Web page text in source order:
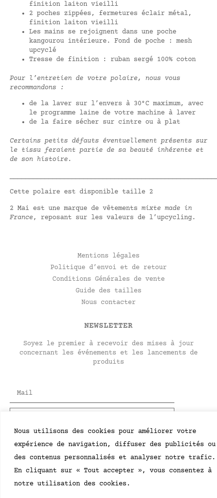
finition laiton vieilli
2 poches zippées, fermetures éclair métal,
finition laiton vieilli
Les mains se rejoignent dans une poche
kangourou intérieure. Fond de poche : mesh
upcyclé
Tresse de finition : ruban sergé 100% coton
Pour l’entretien de votre polaire, nous vous
recommandons :
de la laver sur l’envers à 30°C maximum, avec
le programme laine de votre machine à laver
de la faire sécher sur cintre ou à plat
Certains petits défauts éventuellement présents sur
le tissu feraient partie de sa beauté inhérente et
de son histoire.
Cette polaire est disponible taille 2
2 Mai est une marque de vêtements mixte made in
France, reposant sur les valeurs de l’upcycling.
Mentions légales
Politique d’envoi et de retour
Conditions Générales de vente
Guide des tailles
Nous contacter
NEWSLETTER
Soyez le premier à recevoir des mises à jour
concernant les événements et les lancements de
produits